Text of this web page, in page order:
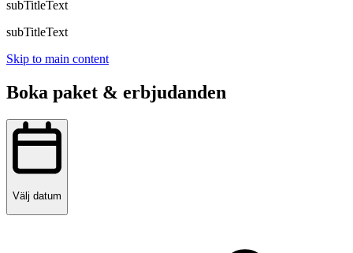
subTitleText
subTitleText
Skip to main content
Boka paket & erbjudanden
Välj datum